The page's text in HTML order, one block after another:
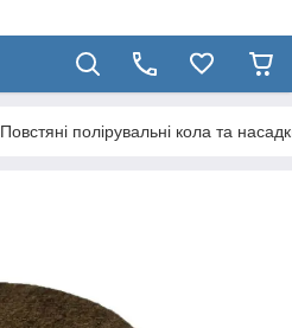
Повстяні полірувальні кола та